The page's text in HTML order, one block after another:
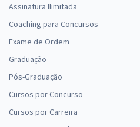
Assinatura Ilimitada
Coaching para Concursos
Exame de Ordem
Graduação
Pós-Graduação
Cursos por Concurso
Cursos por Carreira